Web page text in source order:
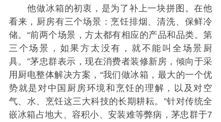
他做冰箱的初衷，是为了补上一块拼图。在他
看来，厨房有三个场景：烹饪排烟、清洗、保鲜冷
储。“前两个场景，方太都有相应的产品和品类。第
三个场景，如果方太没有，就不能叫全场景厨
具。”茅忠群表示，现在消费者装修新房，倾向于采
用厨电整体解决方案，“我们做冰箱，最大的一个优
势就是对中国厨房环境和烹饪的理解，以及对空
气、水、烹饪这三大科技的长期耕耘。”针对传统全
嵌冰箱占地大、容积小、安装难等弊病，茅忠群于7